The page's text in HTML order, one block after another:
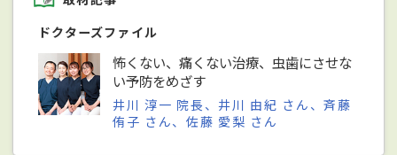
ドクターズファイル
怖くない、痛くない治療、虫歯にさせな
い予防をめざす
井川 淳一 院長、井川 由紀 さん、斉藤
侑子 さん、佐藤 愛梨 さん